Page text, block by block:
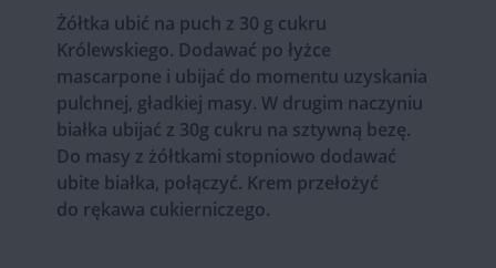
Żółtka ubić na puch z 30 g cukru
Królewskiego. Dodawać po łyżce
mascarpone i ubijać do momentu uzyskania
pulchnej, gładkiej masy. W drugim naczyniu
białka ubijać z 30g cukru na sztywną bezę.
Do masy z żółtkami stopniowo dodawać
ubite białka, połączyć. Krem przełożyć
do rękawa cukierniczego.